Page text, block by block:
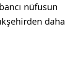
nüfusun
daha